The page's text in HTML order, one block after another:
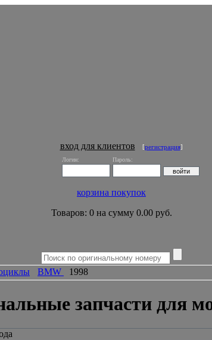
вход для клиентов [регистрация]
Логин: Пароль:
корзина покупок
Товаров: 0 на сумму 0.00 руб.
BMW 1998
запчасти для